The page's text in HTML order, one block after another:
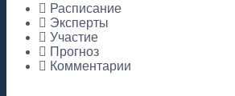
Расписание
Эксперты
Участие
Прогноз
Комментарии